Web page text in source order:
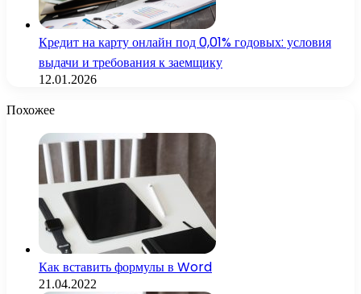
Кредит на карту онлайн под 0,01% годовых: условия
выдачи и требования к заемщику
12.01.2026
Похожее
Как вставить формулы в Word
21.04.2022